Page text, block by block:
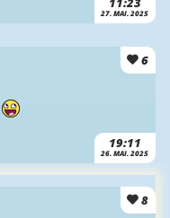
27. MAI. 2025
6
19:11
26. MAI. 2025
8